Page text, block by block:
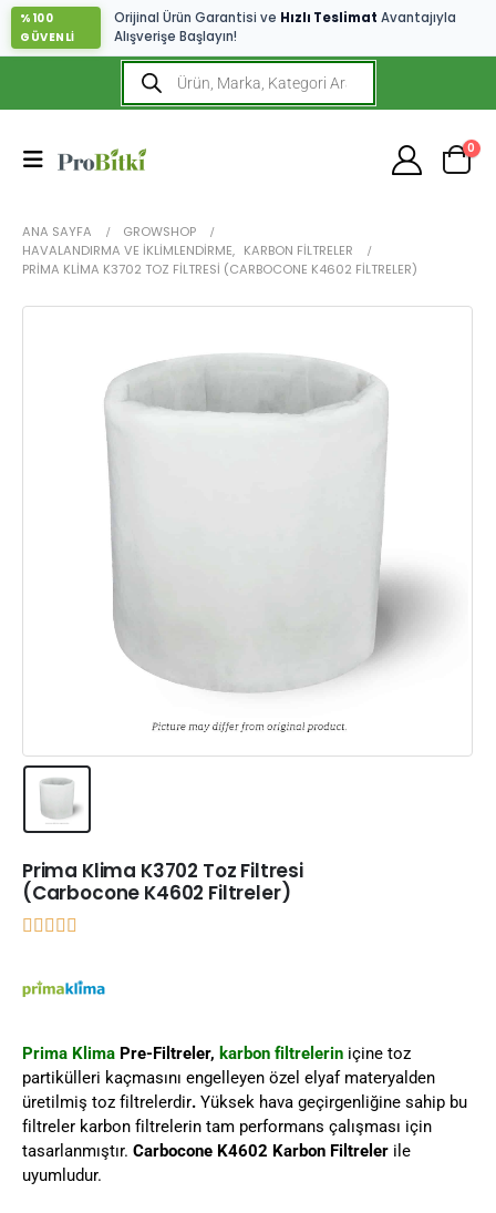
%100
GÜVENLİ
Orijinal Ürün Garantisi ve Hızlı Teslimat Avantajıyla
Alışverişe Başlayın!
0
ANA SAYFA
GROWSHOP
HAVALANDIRMA VE İKLIMLENDIRME, KARBON FILTRELER
PRIMA KLIMA K3702 TOZ FILTRESI (CARBOCONE K4602 FILTRELER)
Prima Klima K3702 Toz Filtresi
(Carbocone K4602 Filtreler)
Prima Klima Pre-Filtreler, karbon filtrelerin içine toz
partikülleri kaçmasını engelleyen özel elyaf materyalden
üretilmiş toz filtrelerdir. Yüksek hava geçirgenliğine sahip bu
filtreler karbon filtrelerin tam performans çalışması için
tasarlanmıştır. Carbocone K4602 Karbon Filtreler ile
uyumludur.